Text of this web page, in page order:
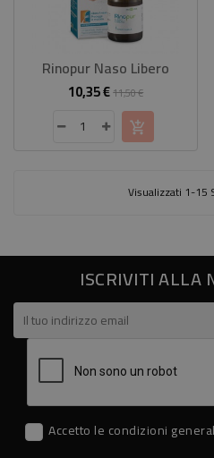
Rinopur Naso Libero
10,35 €Prezzo
base
11,50 €Prezzo
Visualizzati 1-15
ISCRIVITI ALLA
Accetto le condizioni